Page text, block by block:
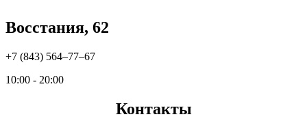
Восстания, 62
+7 (843) 564‒77‒67
10:00 - 20:00
Контакты